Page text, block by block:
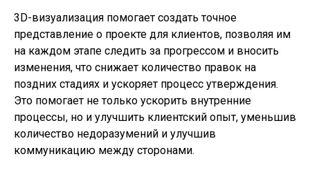
3D-визуализация помогает создать точное
представление о проекте для клиентов, позволяя им
на каждом этапе следить за прогрессом и вносить
изменения, что снижает количество правок на
поздних стадиях и ускоряет процесс утверждения.
Это помогает не только ускорить внутренние
процессы, но и улучшить клиентский опыт, уменьшив
количество недоразумений и улучшив
коммуникацию между сторонами.